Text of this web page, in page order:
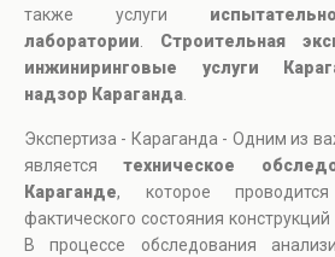
также услуги
лаборатории
Строительная
инжиниринговые услуги
надзор Караганда
Экспертиза - Караганда - Одним из
являетсятехническое
Караганде, которое
фактического состояния
В процессе обследования